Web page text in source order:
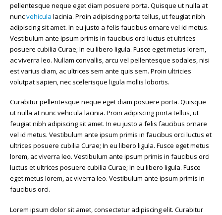
pellentesque neque eget diam posuere porta. Quisque ut nulla at
nuncvehicula lacinia. Proin adipiscing porta tellus, ut feugiat nibh
adipiscing sit amet. In eu justo a felis faucibus ornare vel id metus.
Vestibulum ante ipsum primis in faucibus orci luctus et ultrices
posuere cubilia Curae; In eu libero ligula. Fusce eget metus lorem,
ac viverra leo. Nullam convallis, arcu vel pellentesque sodales, nisi
est varius diam, ac ultrices sem ante quis sem. Proin ultricies
volutpat sapien, nec scelerisque ligula mollis lobortis.
Curabitur pellentesque neque eget diam posuere porta. Quisque
ut nulla at nunc vehicula lacinia. Proin adipiscing porta tellus, ut
feugiat nibh adipiscing sit amet. In eu justo a felis faucibus ornare
vel id metus. Vestibulum ante ipsum primis in faucibus orci luctus et
ultrices posuere cubilia Curae; In eu libero ligula. Fusce eget metus
lorem, ac viverra leo. Vestibulum ante ipsum primis in faucibus orci
luctus et ultrices posuere cubilia Curae; In eu libero ligula. Fusce
eget metus lorem, ac viverra leo. Vestibulum ante ipsum primis in
faucibus orci.
Lorem ipsum dolor sit amet, consectetur adipiscing elit. Curabitur